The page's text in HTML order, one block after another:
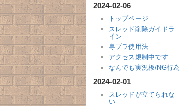
2024-02-06
トップページ
スレッド削除ガイドラ
イン
専ブラ使用法
アクセス規制中です
なんでも実況板/NG行為
2024-02-01
スレッドが立てられな
い